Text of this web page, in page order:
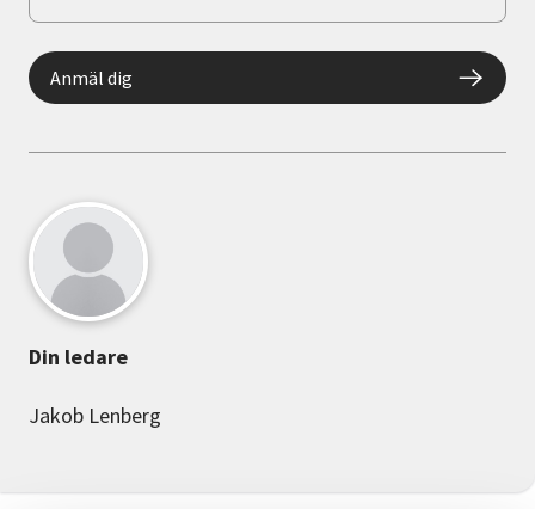
Anmäl dig
Din ledare
Jakob Lenberg